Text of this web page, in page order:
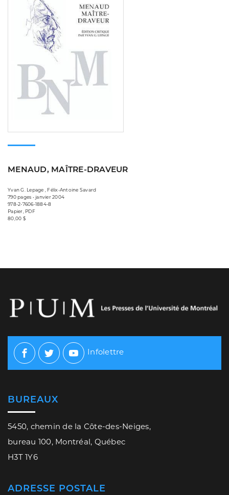
MENAUD, MAÎTRE-DRAVEUR
Yvan G. Lepage , Félix-Antoine Savard
790 pages • janvier 2004
978-2-7606-1884-8
Papier, PDF
80,00 $
Facebook
TwitterYoutube
Infolettre
BUREAUX
5450, chemin de la Côte-des-Neiges,
bureau 100, Montréal, Québec
H3T 1Y6
ADRESSE POSTALE